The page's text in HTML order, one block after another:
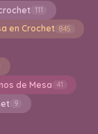
111
en Crochet 845
de Mesa 41
9